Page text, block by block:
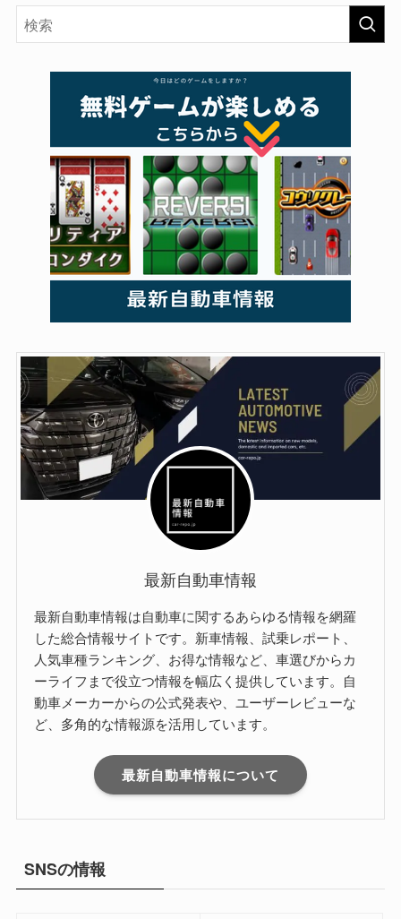
最新自動車情報
最新自動車情報は自動車に関するあらゆる情報を網羅
した総合情報サイトです。新車情報、試乗レポート、
人気車種ランキング、お得な情報など、車選びからカ
ーライフまで役立つ情報を幅広く提供しています。自
動車メーカーからの公式発表や、ユーザーレビューな
ど、多角的な情報源を活用しています。
最新自動車情報について
SNSの情報